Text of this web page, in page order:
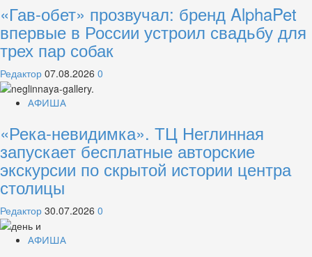
«Гав-обет» прозвучал: бренд AlphaPet
впервые в России устроил свадьбу для
трех пар собак
Редактор 07.08.2026 0
АФИША
«Река-невидимка». ТЦ Неглинная
запускает бесплатные авторские
экскурсии по скрытой истории центра
столицы
Редактор 30.07.2026 0
АФИША